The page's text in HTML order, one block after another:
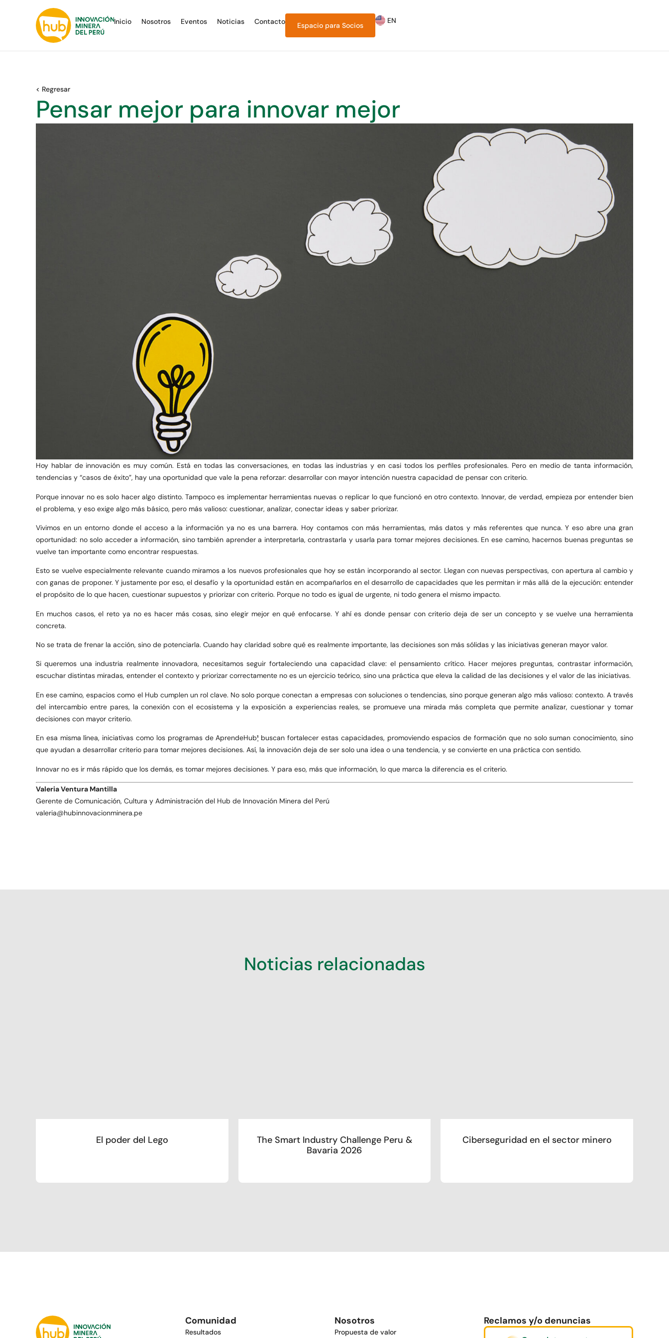
Inicio Nosotros Eventos Noticias Contacto Espacio para Socios
EN
< Regresar
Pensar mejor para innovar mejor
Hoy hablar de innovación es muy común. Está en todas las conversaciones, en todas las industrias y en casi todos los perfiles profesionales. Pero en medio de tanta información,
tendencias y “casos de éxito”, hay una oportunidad que vale la pena reforzar: desarrollar con mayor intención nuestra capacidad de pensar con criterio.
Porque innovar no es solo hacer algo distinto. Tampoco es implementar herramientas nuevas o replicar lo que funcionó en otro contexto. Innovar, de verdad, empieza por entender bien
el problema, y eso exige algo más básico, pero más valioso: cuestionar, analizar, conectar ideas y saber priorizar.
Vivimos en un entorno donde el acceso a la información ya no es una barrera. Hoy contamos con más herramientas, más datos y más referentes que nunca. Y eso abre una gran
oportunidad: no solo acceder a información, sino también aprender a interpretarla, contrastarla y usarla para tomar mejores decisiones. En ese camino, hacernos buenas preguntas se
vuelve tan importante como encontrar respuestas.
Esto se vuelve especialmente relevante cuando miramos a los nuevos profesionales que hoy se están incorporando al sector. Llegan con nuevas perspectivas, con apertura al cambio y
con ganas de proponer. Y justamente por eso, el desafío y la oportunidad están en acompañarlos en el desarrollo de capacidades que les permitan ir más allá de la ejecución: entender
el propósito de lo que hacen, cuestionar supuestos y priorizar con criterio. Porque no todo es igual de urgente, ni todo genera el mismo impacto.
En muchos casos, el reto ya no es hacer más cosas, sino elegir mejor en qué enfocarse. Y ahí es donde pensar con criterio deja de ser un concepto y se vuelve una herramienta
concreta.
No se trata de frenar la acción, sino de potenciarla. Cuando hay claridad sobre qué es realmente importante, las decisiones son más sólidas y las iniciativas generan mayor valor.
Si queremos una industria realmente innovadora, necesitamos seguir fortaleciendo una capacidad clave: el pensamiento crítico. Hacer mejores preguntas, contrastar información,
escuchar distintas miradas, entender el contexto y priorizar correctamente no es un ejercicio teórico, sino una práctica que eleva la calidad de las decisiones y el valor de las iniciativas.
En ese camino, espacios como el Hub cumplen un rol clave. No solo porque conectan a empresas con soluciones o tendencias, sino porque generan algo más valioso: contexto. A través
del intercambio entre pares, la conexión con el ecosistema y la exposición a experiencias reales, se promueve una mirada más completa que permite analizar, cuestionar y tomar
decisiones con mayor criterio.
En esa misma línea, iniciativas como los programas de AprendeHub¹ buscan fortalecer estas capacidades, promoviendo espacios de formación que no solo suman conocimiento, sino
que ayudan a desarrollar criterio para tomar mejores decisiones. Así, la innovación deja de ser solo una idea o una tendencia, y se convierte en una práctica con sentido.
Innovar no es ir más rápido que los demás, es tomar mejores decisiones. Y para eso, más que información, lo que marca la diferencia es el criterio.
Valeria Ventura Mantilla
Gerente de Comunicación, Cultura y Administración del Hub de Innovación Minera del Perú
valeria@hubinnovacionminera.pe
Noticias relacionadas
El poder del Lego
The Smart Industry Challenge Peru &
Bavaria 2026
Ciberseguridad en el sector minero
Comunidad
Resultados
Nosotros
Propuesta de valor
Reclamos y/o denuncias